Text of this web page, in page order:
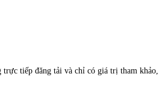
tiếp đăng tải và chỉ có giá trị tham khảo,